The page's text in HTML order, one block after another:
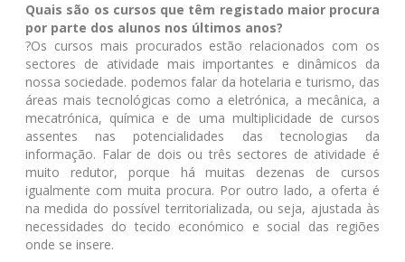
Quais são os cursos que têm registado maior procura
por parte dos alunos nos últimos anos?
?Os cursos mais procurados estão relacionados com os
sectores de atividade mais importantes e dinâmicos da
nossa sociedade. podemos falar da hotelaria e turismo, das
áreas mais tecnológicas como a eletrónica, a mecânica, a
mecatrónica, química e de uma multiplicidade de cursos
assentes nas potencialidades das tecnologias da
informação. Falar de dois ou três sectores de atividade é
muito redutor, porque há muitas dezenas de cursos
igualmente com muita procura. Por outro lado, a oferta é
na medida do possível territorializada, ou seja, ajustada às
necessidades do tecido económico e social das regiões
onde se insere.